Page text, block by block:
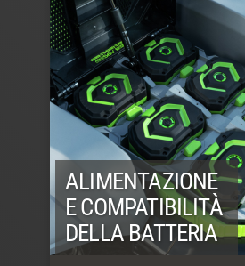
ALIMENTAZIONE
E COMPATIBILITÀ
DELLA BATTERIA